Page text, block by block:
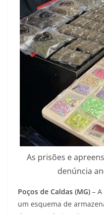
As prisões e
denúncia
Poços de Caldas (MG) –
um esquema de